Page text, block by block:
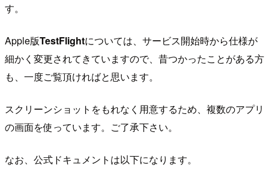
す。
Apple版TestFlightについては、サービス開始時から仕様が
細かく変更されてきていますので、昔つかったことがある方
も、一度ご覧頂ければと思います。
スクリーンショットをもれなく用意するため、複数のアプリ
の画面を使っています。ご了承下さい。
なお、公式ドキュメントは以下になります。